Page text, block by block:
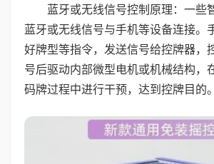
蓝牙或无线信号控制原理：一些
蓝牙或无线信号与手机等设备连接。
好牌型等指令，发送信号给控牌器，
号后驱动内部微型电机或机械结构，
码牌过程中进行干预，达到控牌目的。